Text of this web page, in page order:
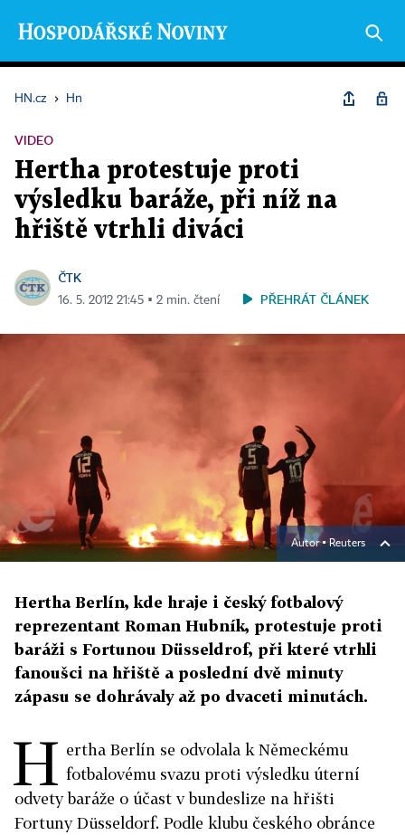
HN.cz › Hn
VIDEO
Hertha protestuje proti
výsledku baráže, při níž na
hřiště vtrhli diváci
ČTK
16. 5. 2012 21:45 ▪ 2 min. čtení PŘEHRÁT ČLÁNEK
Autor ▪Reuters
Hertha Berlín, kde hraje i český fotbalový
reprezentant Roman Hubník, protestuje proti
baráži s Fortunou Düsseldrof, při které vtrhli
fanoušci na hřiště a poslední dvě minuty
zápasu se dohrávaly až po dvaceti minutách.
H ertha Berlín se odvolala k Německému
fotbalovému svazu proti výsledku úterní
odvety baráže o účast v bundeslize na hřišti
Fortuny Düsseldorf. Podle klubu českého obránce